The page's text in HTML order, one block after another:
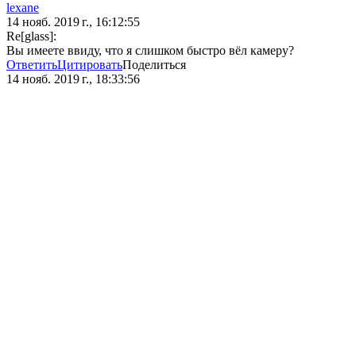
lexane
14 нояб. 2019 г., 16:12:55
Re[glass]:
Вы имеете ввиду, что я слишком быстро вёл камеру?
ОтветитьЦитироватьПоделиться
14 нояб. 2019 г., 18:33:56